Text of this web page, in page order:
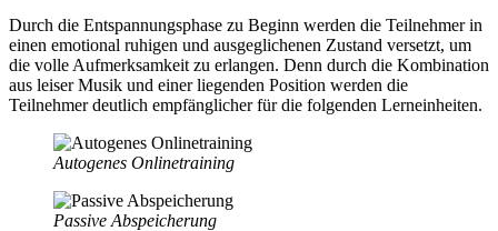
Durch die Entspannungsphase zu Beginn werden die Teilnehmer in
einen emotional ruhigen und ausgeglichenen Zustand versetzt, um
die volle Aufmerksamkeit zu erlangen. Denn durch die Kombination
aus leiser Musik und einer liegenden Position werden die
Teilnehmer deutlich empfänglicher für die folgenden Lerneinheiten.
Autogenes Onlinetraining
Passive Abspeicherung